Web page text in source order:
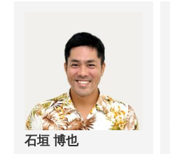
石垣 博也